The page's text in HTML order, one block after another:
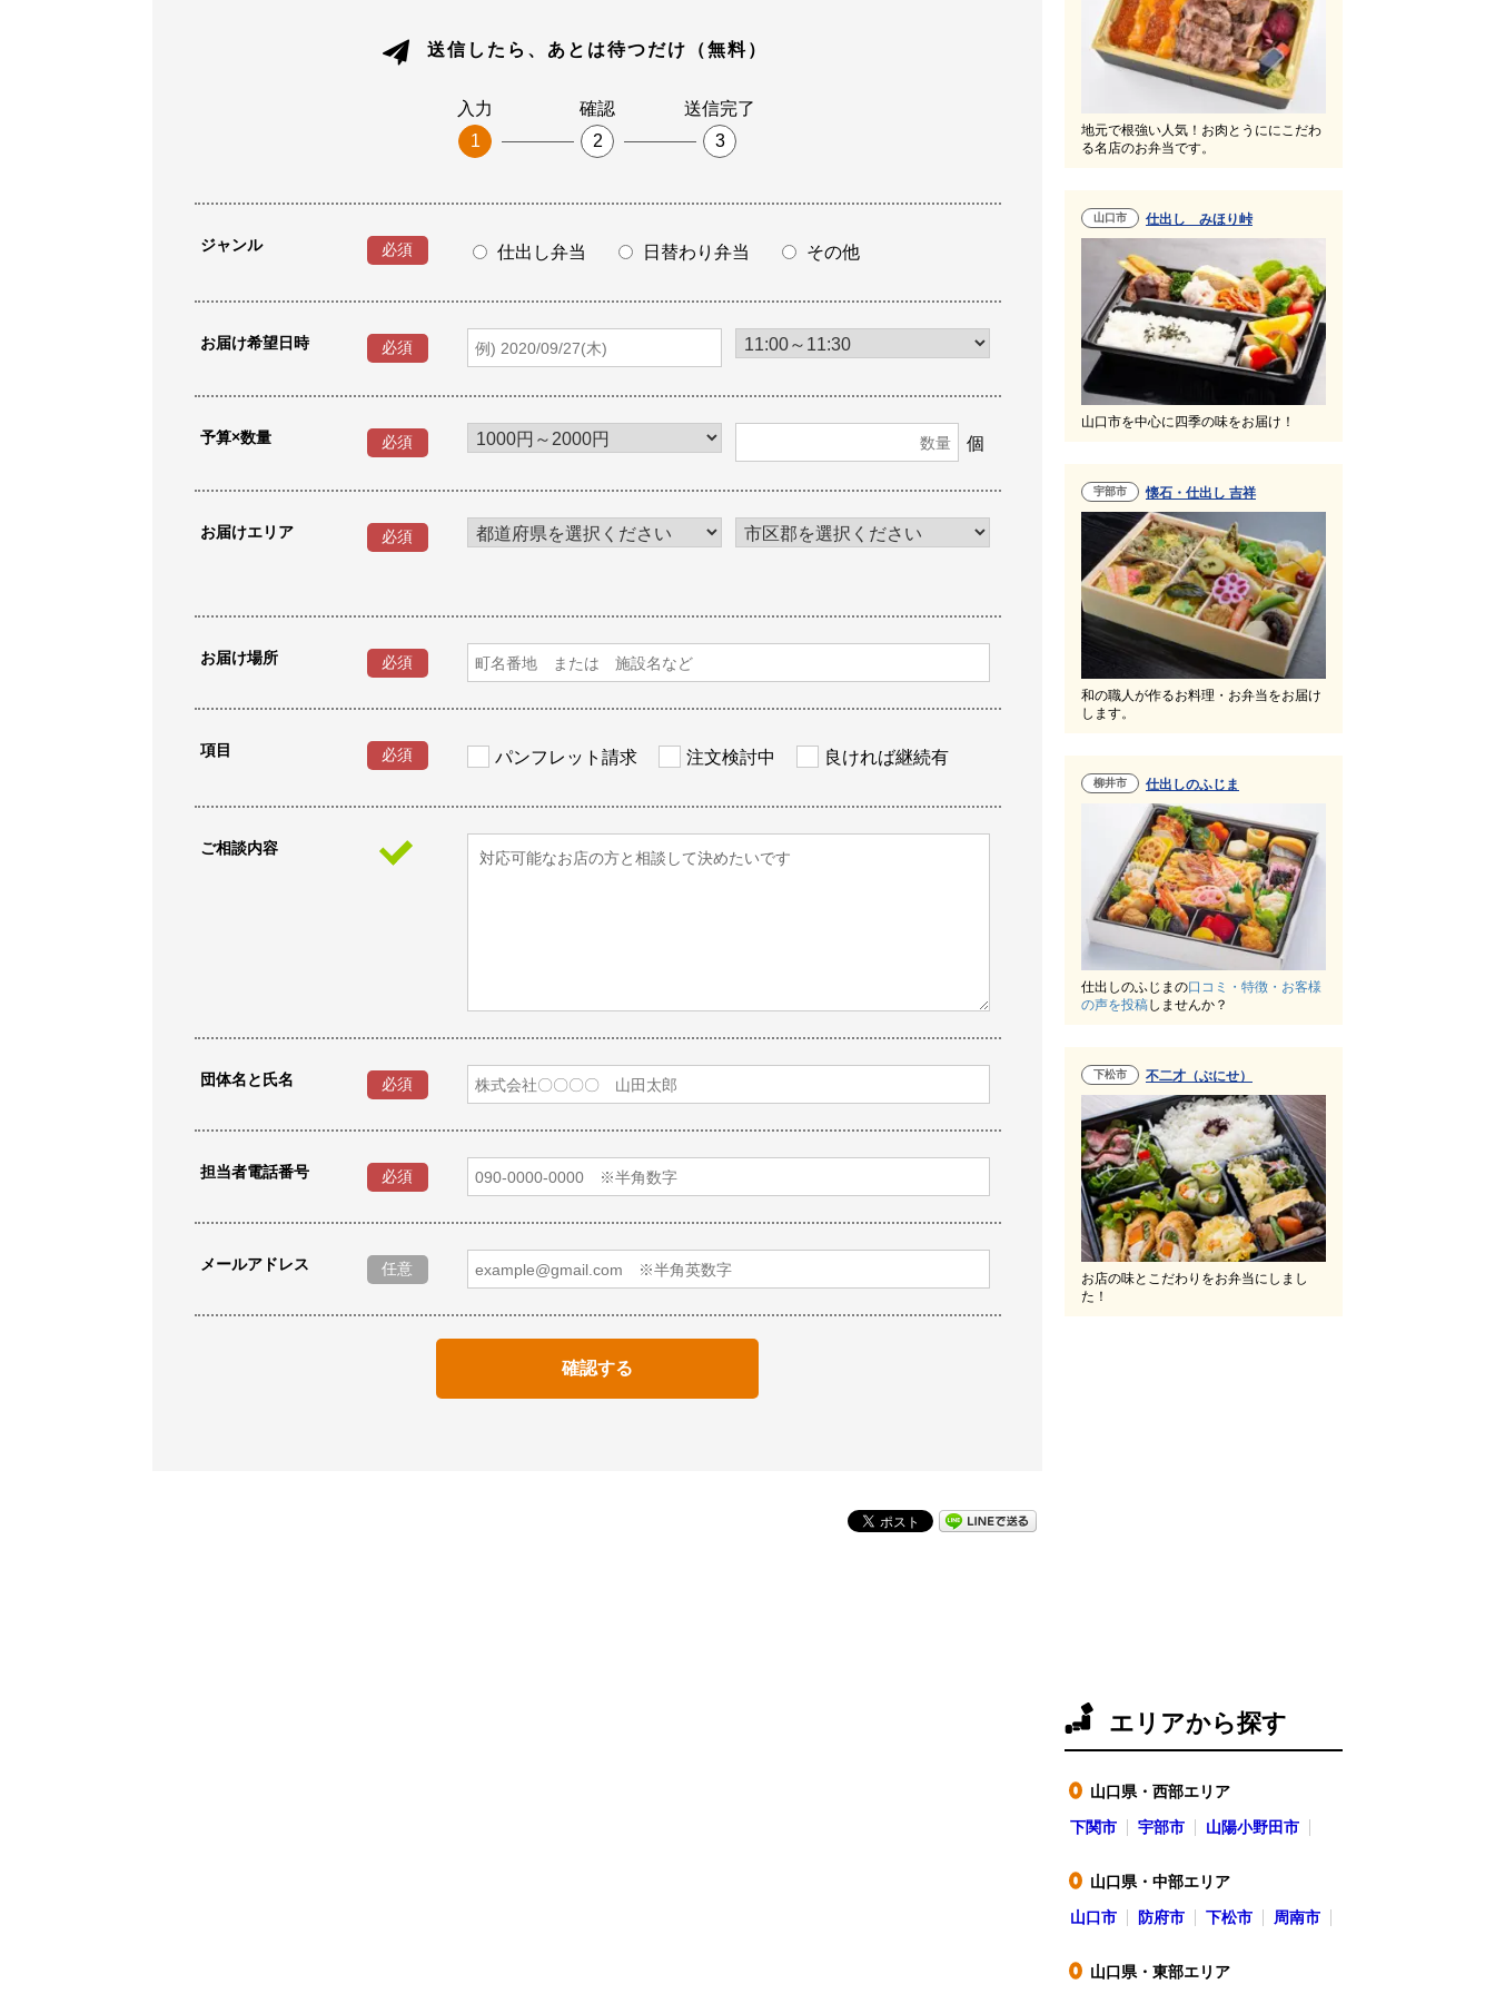
送信したら、あとは待つだけ（無料）
入力
1
確認
2
送信完了
3
ジャンル 必須 仕出し弁当 日替わり弁当 その他
お届け希望日時 必須
予算×数量 必須 個
お届けエリア 必須
お届け場所 必須
項目 必須 パンフレット請求 注文検討中 良ければ継続有
ご相談内容
団体名と氏名 必須
担当者電話番号 必須
メールアドレス 任意
地元で根強い人気！お肉とうににこだわ
る名店のお弁当です。
山口市 仕出し みほり峠
山口市を中心に四季の味をお届け！
宇部市 懐石・仕出し 吉祥
和の職人が作るお料理・お弁当をお届け
します。
柳井市 仕出しのふじま
仕出しのふじまの口コミ・特徴・お客様
の声を投稿しませんか？
下松市 不二才（ぶにせ）
お店の味とこだわりをお弁当にしまし
た！
エリアから探す
●
山口県・西部エリア
下関市
宇部市 山陽小野田市
●
山口県・中部エリア
山口市
防府市 下松市 周南市
● 山口県・東部エリア